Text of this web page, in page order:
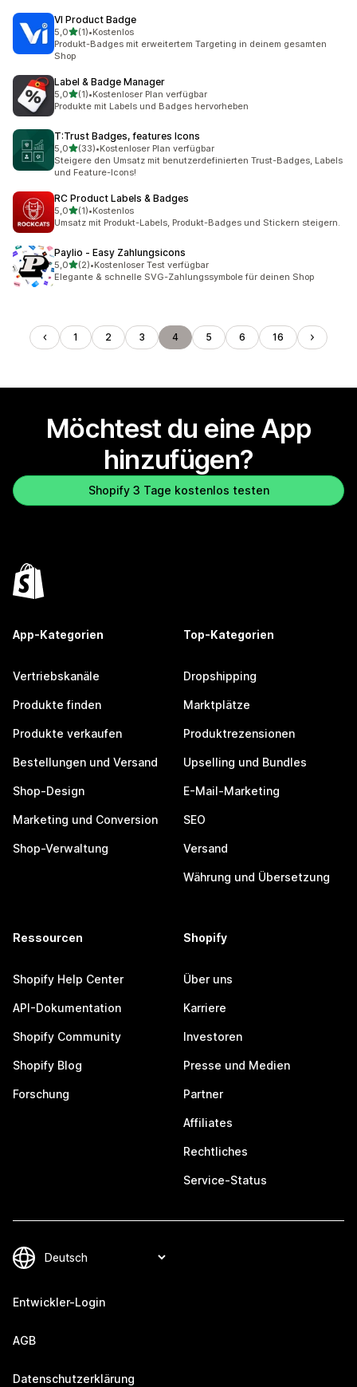
VI Product Badge
5,0von 5 Sternen
(1)
1 Rezensionen insgesamt
•Kostenlos
Produkt-Badges mit erweitertem Targeting in deinem gesamten
Shop
Label & Badge Manager
5,0von 5 Sternen
(1)
1 Rezensionen insgesamt
•Kostenloser Plan verfügbar
Produkte mit Labels und Badges hervorheben
T:Trust Badges, features Icons
5,0von 5 Sternen
(33)
33 Rezensionen insgesamt
•Kostenloser Plan verfügbar
Steigere den Umsatz mit benutzerdefinierten Trust-Badges, Labels
und Feature-Icons!
RC Product Labels & Badges
5,0von 5 Sternen
(1)
1 Rezensionen insgesamt
•Kostenlos
Umsatz mit Produkt-Labels, Produkt-Badges und Stickern steigern.
Paylio ‑ Easy Zahlungsicons
5,0von 5 Sternen
(2)
2 Rezensionen insgesamt
•Kostenloser Test verfügbar
Elegante & schnelle SVG-Zahlungssymbole für deinen Shop
1 2 3 4 5 6 16
Möchtest du eine App
hinzufügen?
Shopify 3 Tage kostenlos testen
App-Kategorien
Vertriebskanäle
Produkte finden
Produkte verkaufen
Bestellungen und Versand
Shop-Design
Marketing und Conversion
Shop-Verwaltung
Top-Kategorien
Dropshipping
Marktplätze
Produktrezensionen
Upselling und Bundles
E-Mail-Marketing
SEO
Versand
Währung und Übersetzung
Ressourcen
Shopify Help Center
API-Dokumentation
Shopify Community
Shopify Blog
Forschung
Shopify
Über uns
Karriere
Investoren
Presse und Medien
Partner
Affiliates
Rechtliches
Service-Status
Entwickler-Login
AGB
Datenschutzerklärung